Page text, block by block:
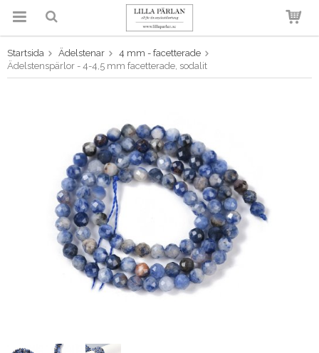
Produkten har blivit tillagd i
varukorgen
Startsida Ädelstenar
4 mm - facetterade
Ädelstenspärlor - 4-4,5 mm facetterade, sodalit